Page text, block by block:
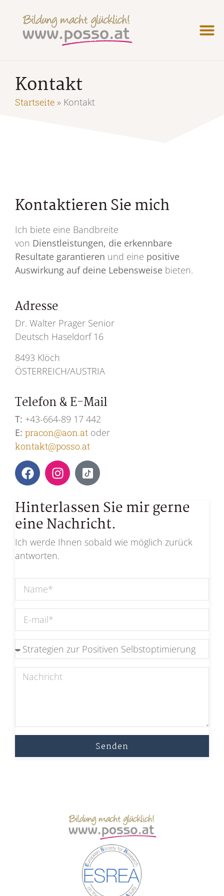
Kontakt
Startseite » Kontakt
Kontaktieren Sie mich
Ich biete eine Bandbreite
von Dienstleistungen, die erkennbare
Resultate garantieren und eine positive
Auswirkung auf deine Lebensweise bieten.
Adresse
Dr. Walter Prager Senior
Deutsch Haseldorf 16
8493 Klöch
ÖSTERREICH/AUSTRIA
Telefon & E-Mail
T: +43-664-89 17 442
E: pracon@aon.at oder
kontakt@posso.at
Hinterlassen Sie mir gerne
eine Nachricht.
Ich werde Ihnen sobald wie möglich zurück
antworten.
Senden